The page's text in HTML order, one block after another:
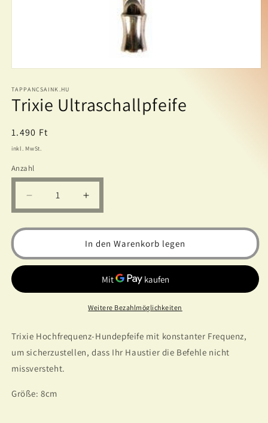
in
Modal
öffnen
TAPPANCSAINK.HU
Trixie Ultraschallpfeife
Normaler
Preis
1.490 Ft
inkl. MwSt.
Anzahl
Verringere
die
Menge
Ultraschallpfeife
Erhöhe
die
Menge
für
Trixie
Ultraschallpfeife
In den Warenkorb legen
Weitere Bezahlmöglichkeiten
Trixie Hochfrequenz-Hundepfeife mit konstanter Frequenz,
um sicherzustellen, dass Ihr Haustier die Befehle nicht
missversteht.
Größe: 8cm